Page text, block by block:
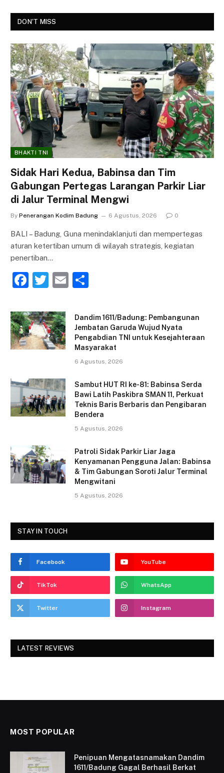
DON'T MISS
BHAKTI TNI
Sidak Hari Kedua, Babinsa dan Tim
Gabungan Pertegas Larangan Parkir Liar
di Jalur Terminal Mengwi
By Penerangan Kodim Badung 6 Agustus, 2026 0
BALI – Badung, Guna menindaklanjuti dan mempertegas
aturan ketertiban umum di wilayah strategis, kegiatan
penertiban…
F
c
e
b
o
k
T
itt
er
E
ai ar
e
Dandim 1611/Badung: Pembangunan
Jembatan Garuda Wujud Nyata
Pengabdian TNI untuk Kesejahteraan
Masyarakat
6 Agustus, 2026
Sambut HUT RI ke-81: Babinsa Serda
Bawi Latih Paskibra SMAN 11, Perkuat
Teknis Baris Berbaris dan Pengibaran
Bendera
5 Agustus, 2026
Patroli Sidak Parkir Liar Jaga
Kenyamanan Pengguna Jalan: Babinsa
& Tim Gabungan Soroti Jalur Terminal
Mengwitani
5 Agustus, 2026
STAY IN TOUCH
Facebook YouTube
TikTok WhatsApp
Twitter Instagram
LATEST REVIEWS
MOST POPULAR
Penipuan Mengatasnamakan Dandim
1611/Badung Gagal Berhasil Berkat